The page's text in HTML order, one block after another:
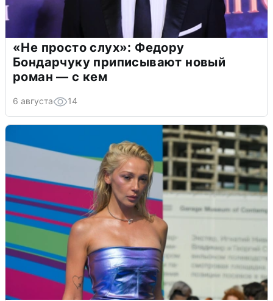
«Не просто слух»: Федору
Бондарчуку приписывают новый
роман — с кем
6 августа 14